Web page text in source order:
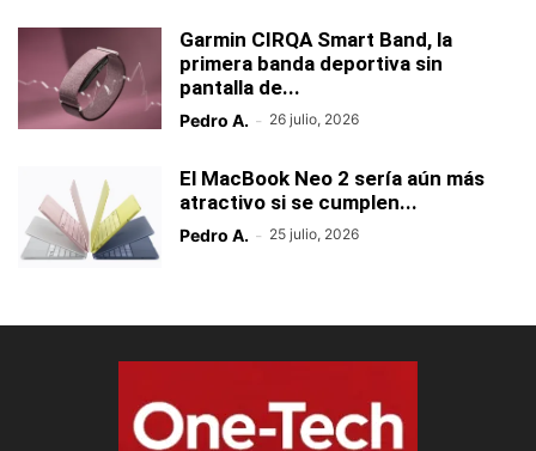
Garmin CIRQA Smart Band, la
primera banda deportiva sin
pantalla de...
Pedro A. - 26 julio, 2026
El MacBook Neo 2 sería aún más
atractivo si se cumplen...
Pedro A. - 25 julio, 2026